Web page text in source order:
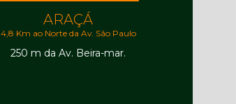
ARAÇÁ
4,8 Km ao Norte da Av. São Paulo
250 m da Av. Beira-mar.